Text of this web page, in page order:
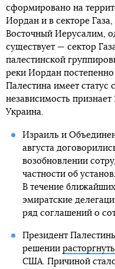
сформировано на
Иордан и в секторе
Восточный Иерусалим,
существует — сектор
палестинской
реки Иордан постепенно
Палестина имеет
независимость
Украина.
Израиль и
августа
возобновлении
частности об
В течение
эмиратские
ряд соглашений о
Президент
решении
США. Причиной